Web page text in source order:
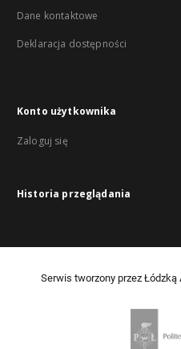
Dane kontaktowe
Deklaracja dostępności
Konto użytkownika
Zaloguj się
Historia przeglądania
Serwis tworzony przez